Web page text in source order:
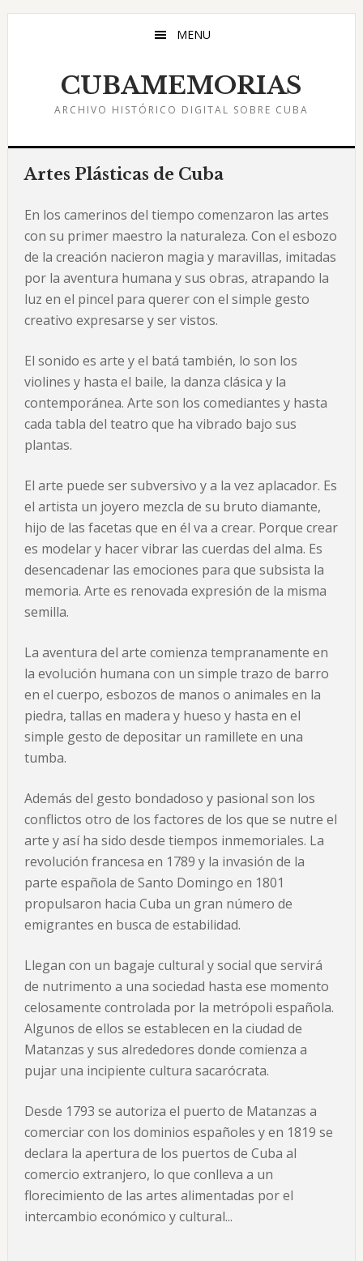
Saltar
Saltar
Saltar
MENU
CUBAMEMORIAS
ARCHIVO HISTÓRICO DIGITAL SOBRE CUBA
Artes Plásticas de Cuba
En los camerinos del tiempo comenzaron las artes
con su primer maestro la naturaleza. Con el esbozo
de la creación nacieron magia y maravillas, imitadas
por la aventura humana y sus obras, atrapando la
luz en el pincel para querer con el simple gesto
creativo expresarse y ser vistos.
El sonido es arte y el batá también, lo son los
violines y hasta el baile, la danza clásica y la
contemporánea. Arte son los comediantes y hasta
cada tabla del teatro que ha vibrado bajo sus
plantas.
El arte puede ser subversivo y a la vez aplacador. Es
el artista un joyero mezcla de su bruto diamante,
hijo de las facetas que en él va a crear. Porque crear
es modelar y hacer vibrar las cuerdas del alma. Es
desencadenar las emociones para que subsista la
memoria. Arte es renovada expresión de la misma
semilla.
La aventura del arte comienza tempranamente en
la evolución humana con un simple trazo de barro
en el cuerpo, esbozos de manos o animales en la
piedra, tallas en madera y hueso y hasta en el
simple gesto de depositar un ramillete en una
tumba.
Además del gesto bondadoso y pasional son los
conflictos otro de los factores de los que se nutre el
arte y así ha sido desde tiempos inmemoriales. La
revolución francesa en 1789 y la invasión de la
parte española de Santo Domingo en 1801
propulsaron hacia Cuba un gran número de
emigrantes en busca de estabilidad.
Llegan con un bagaje cultural y social que servirá
de nutrimento a una sociedad hasta ese momento
celosamente controlada por la metrópoli española.
Algunos de ellos se establecen en la ciudad de
Matanzas y sus alrededores donde comienza a
pujar una incipiente cultura sacarócrata.
Desde 1793 se autoriza el puerto de Matanzas a
comerciar con los dominios españoles y en 1819 se
declara la apertura de los puertos de Cuba al
comercio extranjero, lo que conlleva a un
florecimiento de las artes alimentadas por el
intercambio económico y cultural...